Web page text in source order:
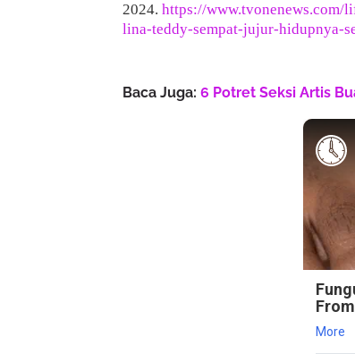
2024. https://
lina-teddy-sempat-jujur-hidupnya-
Baca Juga: 6 Potret Seksi Artis
More